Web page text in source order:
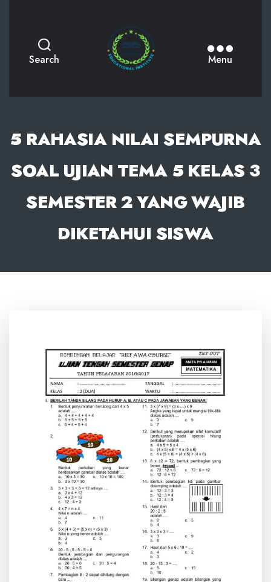
Search Menu
5 RAHASIA NILAI SEMPURNA
SOAL UJIAN TEMA 5 KELAS 3
SEMESTER 2 YANG WAJIB
DIKETAHUI SISWA